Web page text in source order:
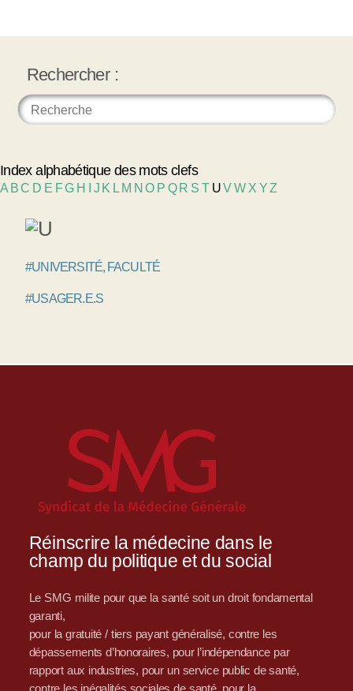
Rechercher :
Index alphabétique des mots clefs
A BC D E FG H J K L M NO P Q R S T UVW X YZ
#UNIVERSITÉ, FACULTÉ
#USAGER.E.S
Réinscrire la médecine dans le
champ du politique et du social
Le SMG milite pour que la santé soit un droit fondamental
garanti,
pour la gratuité / tiers payant généralisé, contre les
dépassements d’honoraires, pour l’indépendance par
rapport aux industries, pour un service public de santé,